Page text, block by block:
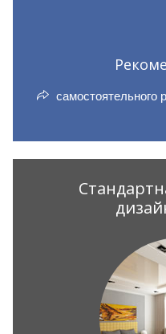
самостоятельного